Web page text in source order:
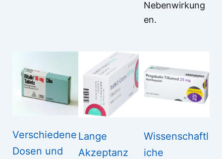
Nebenwirkung
en.
Verschiedene
Dosen und
Lange
Akzeptanz
Wissenschaftl
iche